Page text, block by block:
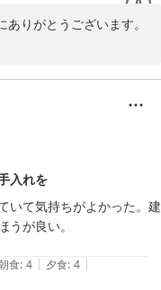
とうございました。
ホテル
りがとうございます。
変嬉しく拝読いたしまし
けたご様子に、スタッ
びにお食事時間につき
ございませんでした。
の見直し課題として真
に関するご意見も、今
入れを
いて気持ちがよかった。建
が良い。
食: 4 | 夕食: 4 |